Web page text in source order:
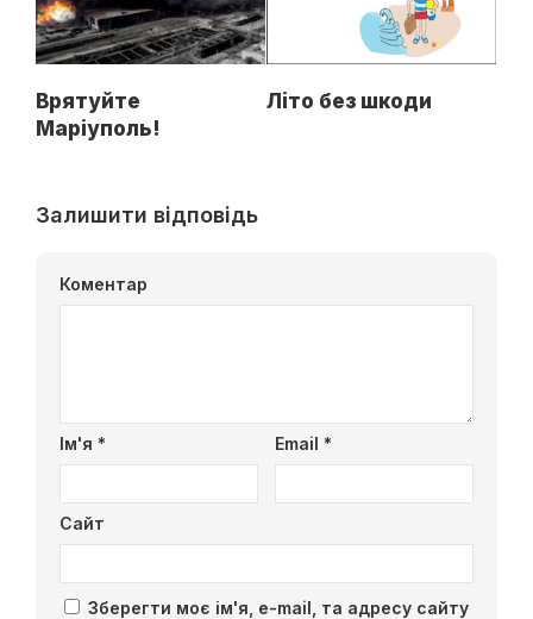
Врятуйте
Маріуполь!
Літо без шкоди
Залишити відповідь
Коментар
Ім'я * Email *
Сайт
Зберегти моє ім'я, e-mail, та адресу сайту